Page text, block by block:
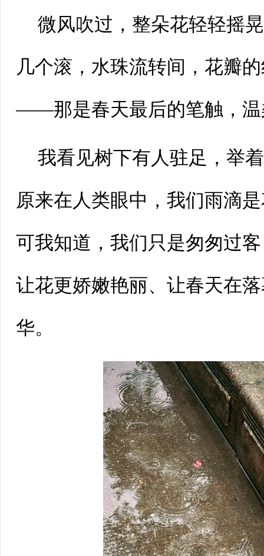
微风吹过，整朵花轻轻摇
几个滚，水珠流转间，花瓣
——那是春天最后的笔触，温
我看见树下有人驻足，举
原来在人类眼中，我们雨滴
可我知道，我们只是匆匆过
让花更娇嫩艳丽、让春天在
华。